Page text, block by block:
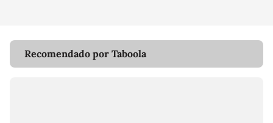
Recomendado por Taboola